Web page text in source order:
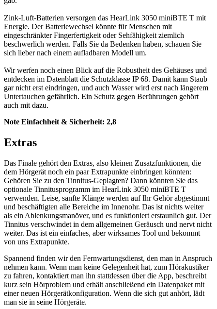
Zink-Luft-Batterien versorgen das HearLink 3050 miniBTE T mit
Energie. Der Batteriewechsel könnte für Menschen mit
eingeschränkter Fingerfertigkeit oder Sehfähigkeit ziemlich
beschwerlich werden. Falls Sie da Bedenken haben, schauen Sie
sich lieber nach einem aufladbaren Modell um.
Wir werfen noch einen Blick auf die Robustheit des Gehäuses und
entdecken im Datenblatt die Schutzklasse IP 68. Damit kann Staub
gar nicht erst eindringen, und auch Wasser wird erst nach längerem
Untertauchen gefährlich. Ein Schutz gegen Berührungen gehört
auch mit dazu.
Note Einfachheit & Sicherheit: 2,8
Extras
Das Finale gehört den Extras, also kleinen Zusatzfunktionen, die
dem Hörgerät noch ein paar Extrapunkte einbringen könnten:
Gehören Sie zu den Tinnitus-Geplagten? Dann könnten Sie das
optionale Tinnitusprogramm im HearLink 3050 miniBTE T
verwenden. Leise, sanfte Klänge werden auf Ihr Gehör abgestimmt
und beschäftigten alle Bereiche im Innenohr. Das ist nichts weiter
als ein Ablenkungsmanöver, und es funktioniert erstaunlich gut. Der
Tinnitus verschwindet in dem allgemeinen Geräusch und nervt nicht
weiter. Das ist ein einfaches, aber wirksames Tool und bekommt
von uns Extrapunkte.
Spannend finden wir den Fernwartungsdienst, den man in Anspruch
nehmen kann. Wenn man keine Gelegenheit hat, zum Hörakustiker
zu fahren, kontaktiert man ihn stattdessen über die App, beschreibt
kurz sein Hörproblem und erhält anschließend ein Datenpaket mit
einer neuen Hörgerätkonfiguration. Wenn die sich gut anhört, lädt
man sie in seine Hörgeräte.